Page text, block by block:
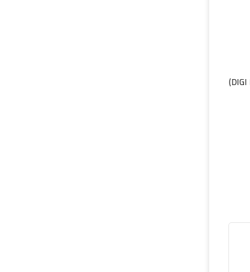
ما توی دنیای ویپینگ در ایران فقط شمارو میشناسیم مطمئنم جز پر فروش ترین کارتریج هاتون میشه چون دستگاه بسیار با کیفیتی هستش (بخصوص DIGI MAX)